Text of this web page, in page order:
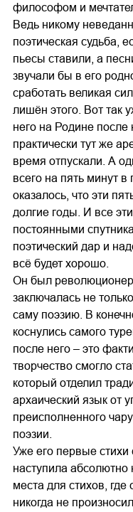
философом и
Ведь никому
поэтическая судьба,
пьесы ставили, а
звучали бы в его
сработать великая
лишён этого. Вот так
него на Родине
практически тут же
время отпускали. А
всего на пять минут
оказалось, что эти
долгие годы. И все
постоянными
поэтический дар и
всё будет хорошо.
Он был
заключалась не
саму поэзию. В
коснулись самого
после него – это
творчество смогло
который отделил
архаический язык от
преисполненного
поэзии.
Уже его первые стихи
наступила
места для стихов,
никогда не